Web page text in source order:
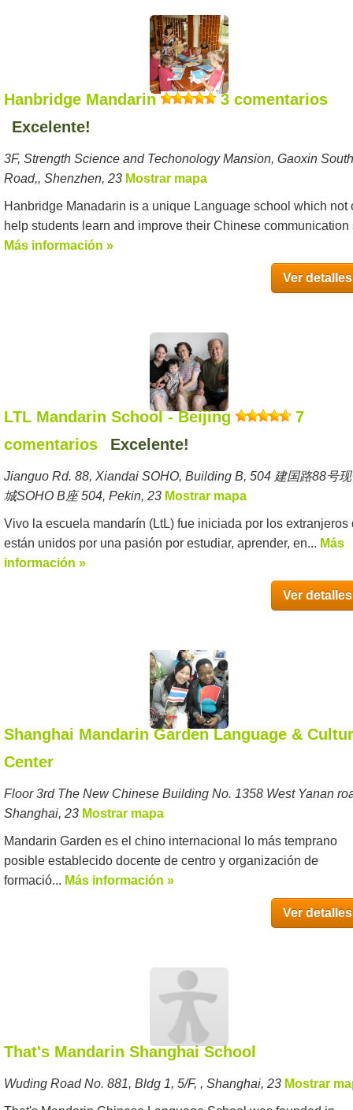
Hanbridge Mandarin
3 comentarios
Excelente!
3F, Strength Science and Techonology Mansion, Gaoxin
Road,, Shenzhen, 23 Mostrar mapa
Hanbridge Manadarin is a unique Language school which not
help students learn and improve their Chinese communication
Más información »
Ver
LTL Mandarin School - Beijing
7
comentarios
Excelente!
Jianguo Rd. 88, Xiandai SOHO, Building B, 504 建国路88号
城SOHO B座 504, Pekin, 23 Mostrar mapa
Vivo la escuela mandarín (LtL) fue iniciada por los extranjeros
están unidos por una pasión por estudiar, aprender, en... Más
información »
Ver
Shanghai Mandarin Garden Language &
Center
Floor 3rd The New Chinese Building No. 1358 West Yanan
Shanghai, 23 Mostrar mapa
Mandarin Garden es el chino internacional lo más temprano
posible establecido docente de centro y organización de
formació... Más información »
Ver
That's Mandarin Shanghai School
Wuding Road No. 881, Bldg 1, 5/F, , Shanghai, 23 Mostrar